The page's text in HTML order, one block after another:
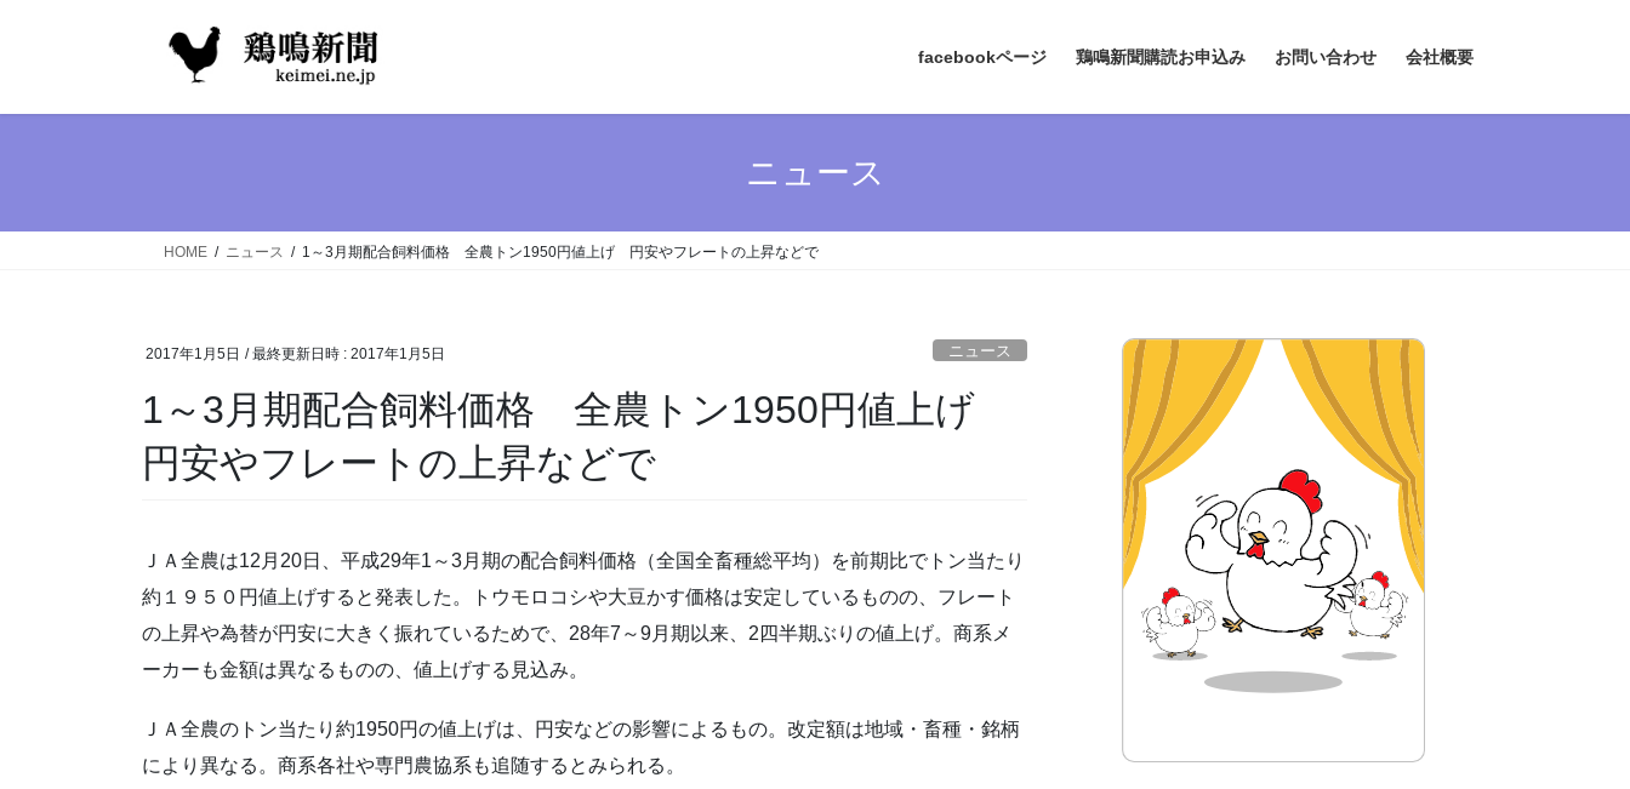
facebookページ 鶏鳴新聞購読お申込み お問い合わせ 会社概要
ニュース
HOME ニュース 1～3月期配合飼料価格 全農トン1950円値上げ 円安やフレートの上昇などで
2017年1月5日 / 最終更新日時 : 2017年1月5日 ニュース
1～3月期配合飼料価格 全農トン1950円値上げ
円安やフレートの上昇などで
ＪＡ全農は12月20日、平成29年1～3月期の配合飼料価格（全国全畜種総平均）を前期比でトン当たり
約１９５０円値上げすると発表した。トウモロコシや大豆かす価格は安定しているものの、フレート
の上昇や為替が円安に大きく振れているためで、28年7～9月期以来、2四半期ぶりの値上げ。商系メ
ーカーも金額は異なるものの、値上げする見込み。
ＪＡ全農のトン当たり約1950円の値上げは、円安などの影響によるもの。改定額は地域・畜種・銘柄
により異なる。商系各社や専門農協系も追随するとみられる。